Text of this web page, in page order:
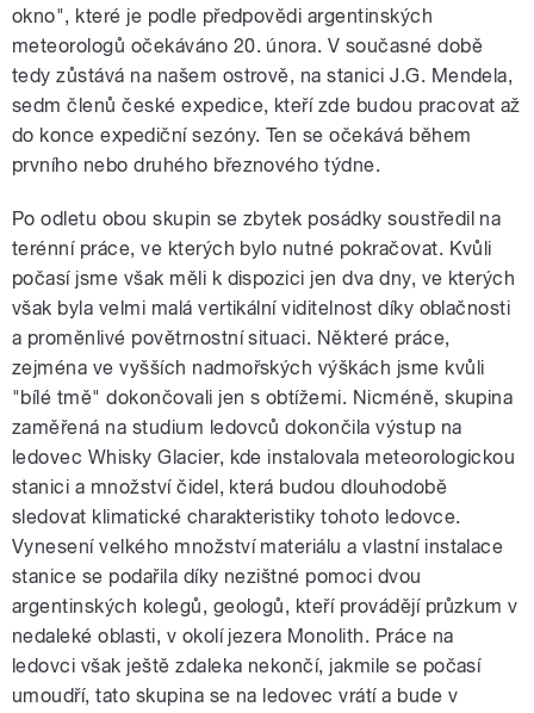
okno", které je podle předpovědi argentinských
meteorologů očekáváno 20. února. V současné době
tedy zůstává na našem ostrově, na stanici J.G. Mendela,
sedm členů české expedice, kteří zde budou pracovat až
do konce expediční sezóny. Ten se očekává během
prvního nebo druhého březnového týdne.
Po odletu obou skupin se zbytek posádky soustředil na
terénní práce, ve kterých bylo nutné pokračovat. Kvůli
počasí jsme však měli k dispozici jen dva dny, ve kterých
však byla velmi malá vertikální viditelnost díky oblačnosti
a proměnlivé povětrnostní situaci. Některé práce,
zejména ve vyšších nadmořských výškách jsme kvůli
"bílé tmě" dokončovali jen s obtížemi. Nicméně, skupina
zaměřená na studium ledovců dokončila výstup na
ledovec Whisky Glacier, kde instalovala meteorologickou
stanici a množství čidel, která budou dlouhodobě
sledovat klimatické charakteristiky tohoto ledovce.
Vynesení velkého množství materiálu a vlastní instalace
stanice se podařila díky nezištné pomoci dvou
argentinských kolegů, geologů, kteří provádějí průzkum v
nedaleké oblasti, v okolí jezera Monolith. Práce na
ledovci však ještě zdaleka nekončí, jakmile se počasí
umoudří, tato skupina se na ledovec vrátí a bude v